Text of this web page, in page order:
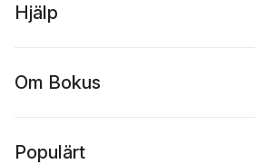
Hjälp
Om Bokus
Populärt